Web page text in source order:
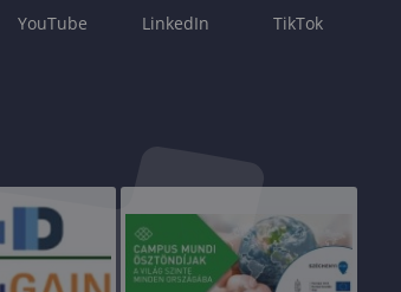
YouTube LinkedIn TikTok